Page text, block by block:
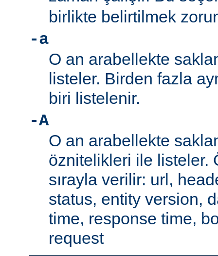
birlikte belirtilmek
-a
O an arabellekte
listeler. Birden fazla
biri listelenir.
-A
O an arabellekte
öznitelikleri ile listeler.
sırayla verilir: url,
status, entity version,
time, response time,
request